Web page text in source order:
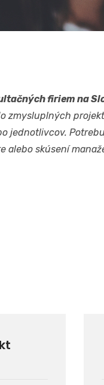
firiem na
zmysluplných
jednotlivcov.
alebo skúsení